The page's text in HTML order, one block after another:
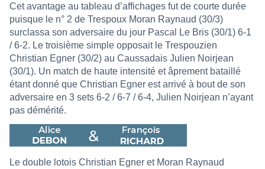
Cet avantage au tableau d’affichages fut de courte durée
puisque le n° 2 de Trespoux Moran Raynaud (30/3)
surclassa son adversaire du jour Pascal Le Bris (30/1) 6-1
/ 6-2. Le troisième simple opposait le Trespouzien
Christian Egner (30/2) au Caussadais Julien Noirjean
(30/1). Un match de haute intensité et âprement bataillé
étant donné que Christian Egner est arrivé à bout de son
adversaire en 3 sets 6-2 / 6-7 / 6-4, Julien Noirjean n’ayant
pas démérité.
Le double lotois Christian Egner et Moran Raynaud